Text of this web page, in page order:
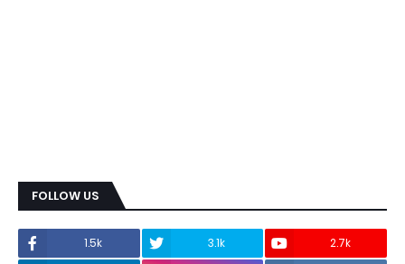
FOLLOW US
1.5k 3.1k
2.7k